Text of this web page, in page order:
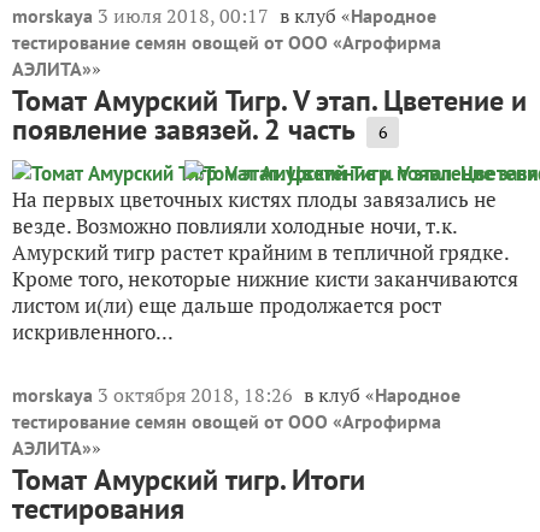
morskaya 3 июля 2018, 00:17 в клуб «Народное
тестирование семян овощей от ООО «Агрофирма
АЭЛИТА»»
Томат Амурский Тигр. V этап. Цветение и
появление завязей. 2 часть 6
На первых цветочных кистях плоды завязались не
везде. Возможно повлияли холодные ночи, т.к.
Амурский тигр растет крайним в тепличной грядке.
Кроме того, некоторые нижние кисти заканчиваются
листом и(ли) еще дальше продолжается рост
искривленного...
morskaya 3 октября 2018, 18:26 в клуб «Народное
тестирование семян овощей от ООО «Агрофирма
АЭЛИТА»»
Томат Амурский тигр. Итоги
тестирования